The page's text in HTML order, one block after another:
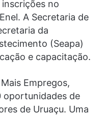
no
A Secretaria de
da
(Seapa)
e capacitação.
Empregos,
oportunidades de
de Uruaçu. Uma